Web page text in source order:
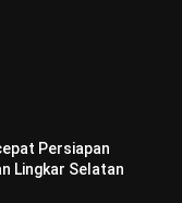
Persiapan
Lingkar Selatan